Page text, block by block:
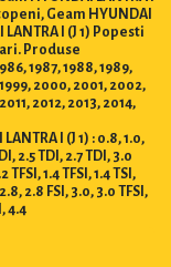
Geam HYUNDAI
I (J 1) Popesti
Produse
1987, 1988, 1989,
1999, 2000, 2001, 2002,
2012, 2013, 2014,
I (J 1) : 0.8, 1.0,
2.5 TDI, 2.7 TDI, 3.0
1.4 TFSI, 1.4 TSI,
2.8 FSI, 3.0, 3.0 TFSI,
4.4